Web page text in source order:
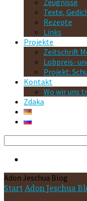
Zeugnisse
Texte,
Rezepte
Links
Projekte
Zeitschrift
Lobpreis-
Projekt:
Kontakt
Wo wir uns
Zdaka
Search
Adon Jeschua Blog
StartAdon Jeschua